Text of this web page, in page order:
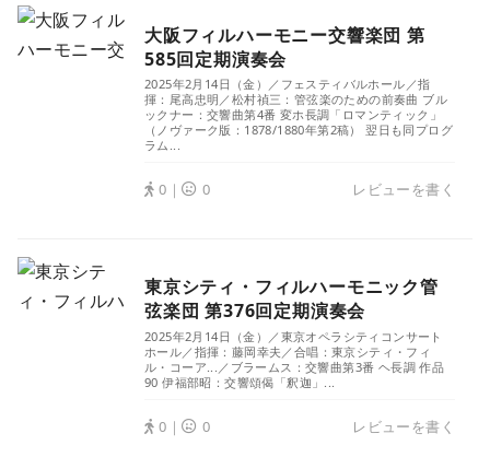
大阪フィルハーモニー交響楽団 第
585回定期演奏会
2025年2月14日（金）／フェスティバルホール／指
揮：尾高忠明／松村禎三：管弦楽のための前奏曲 ブル
ックナー：交響曲第4番 変ホ長調「ロマンティック」
（ノヴァーク版：1878/1880年第2稿） 翌日も同プログ
ラム...
0｜ 0 レビューを書く
東京シティ・フィルハーモニック管
弦楽団 第376回定期演奏会
2025年2月14日（金）／東京オペラシティコンサート
ホール／指揮：藤岡幸夫／合唱：東京シティ・フィ
ル・コーア...／ブラームス：交響曲第3番 ヘ長調 作品
90 伊福部昭：交響頌偈「釈迦」...
0｜ 0 レビューを書く